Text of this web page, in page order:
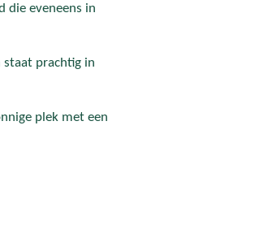
die eveneens in
staat prachtig in
plek met een